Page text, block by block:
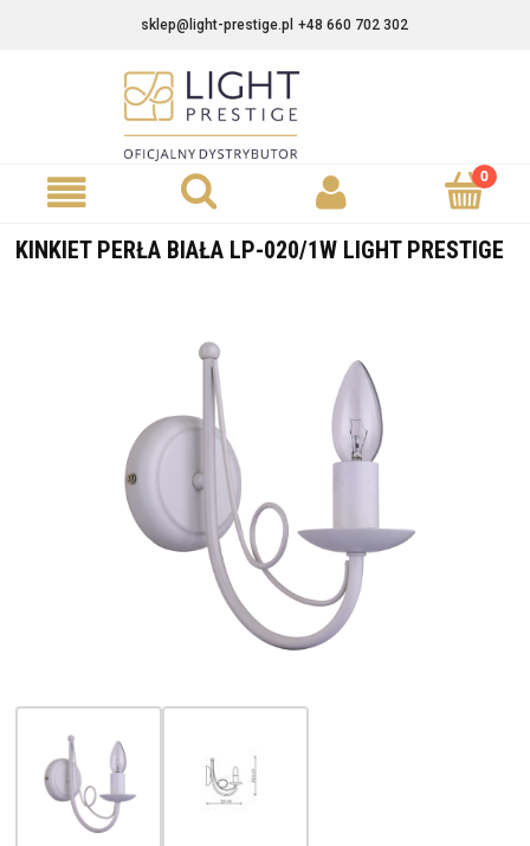
sklep@light-prestige.pl +48 660 702 302
KINKIET PERŁA BIAŁA LP-020/1W LIGHT PRESTIGE